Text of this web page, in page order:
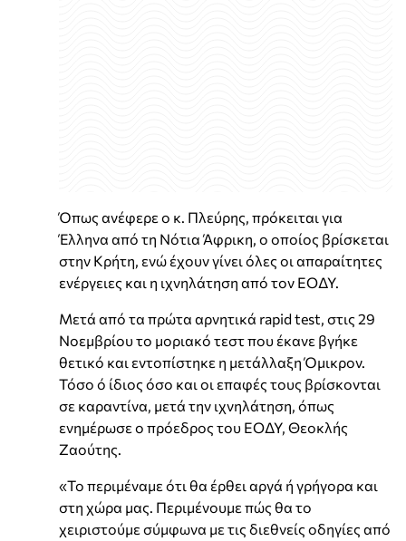
Όπως ανέφερε ο κ. Πλεύρης, πρόκειται για
Έλληνα από τη Νότια Άφρικη, ο οποίος βρίσκεται
στην Κρήτη, ενώ έχουν γίνει όλες οι απαραίτητες
ενέργειες και η ιχνηλάτηση από τον ΕΟΔΥ.
Μετά από τα πρώτα αρνητικά rapid test, στις 29
Νοεμβρίου το μοριακό τεστ που έκανε βγήκε
θετικό και εντοπίστηκε η μετάλλαξη Όμικρον.
Τόσο ό ίδιος όσο και οι επαφές τους βρίσκονται
σε καραντίνα, μετά την ιχνηλάτηση, όπως
ενημέρωσε ο πρόεδρος του ΕΟΔΥ, Θεοκλής
Ζαούτης.
«Το περιμέναμε ότι θα έρθει αργά ή γρήγορα και
στη χώρα μας. Περιμένουμε πώς θα το
χειριστούμε σύμφωνα με τις διεθνείς οδηγίες από